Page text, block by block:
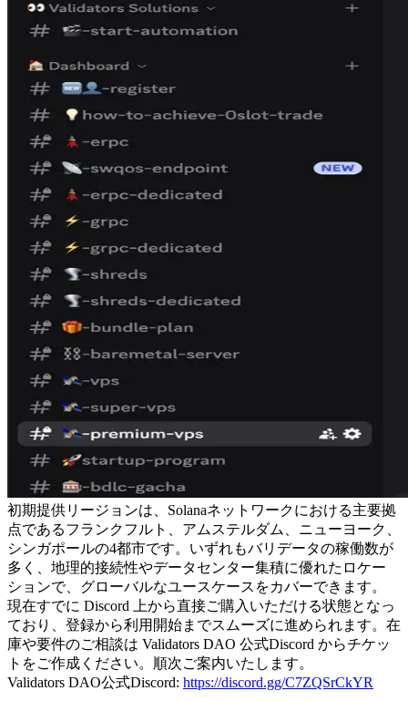
初期提供リージョンは、Solanaネットワークにおける主要拠
点であるフランクフルト、アムステルダム、ニューヨーク、
シンガポールの4都市です。いずれもバリデータの稼働数が
多く、地理的接続性やデータセンター集積に優れたロケー
ションで、グローバルなユースケースをカバーできます。
現在すでに Discord 上から直接ご購入いただける状態となっ
ており、登録から利用開始までスムーズに進められます。在
庫や要件のご相談は Validators DAO 公式Discord からチケッ
トをご作成ください。順次ご案内いたします。
Validators DAO公式Discord: https://discord.gg/C7ZQSrCkYR